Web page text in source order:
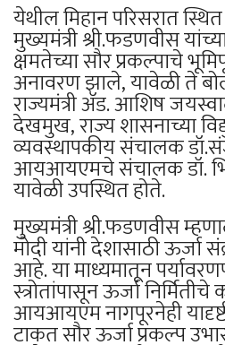
येथील मिहान परिसरात
मुख्यमंत्री श्री.फडणवीस
क्षमतेच्या सौर प्रकल्पाचे
अनावरण झाले, यावेळी ते
राज्यमंत्री ॲड. आशिष
देखमुख, राज्य शासनाच्या
व्यवस्थापकीय संचालक
आयआयएमचे संचालक डॉ.
यावेळी उपस्थित होते.
मुख्यमंत्री श्री.फडणवीस
मोदी यांनी देशासाठी ऊर्जा
आहे. या माध्यमातून
स्त्रोतांपासून ऊर्जा
आयआयएम नागपूरनेही
टाकत सौर ऊर्जा प्रकल्प